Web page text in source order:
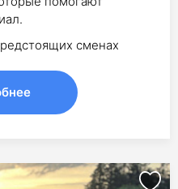
сменах